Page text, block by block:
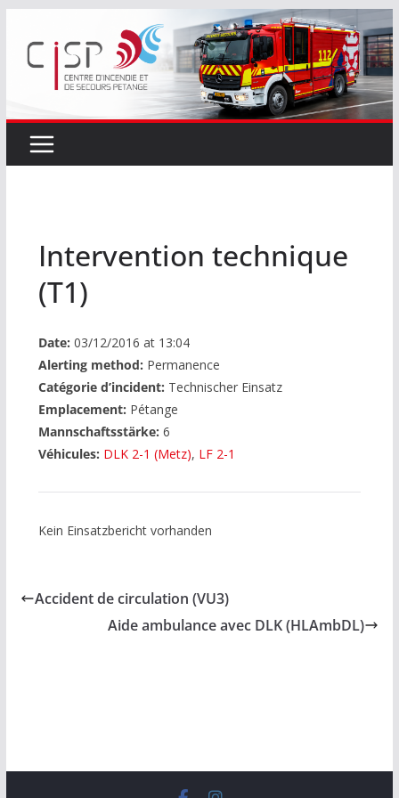
contenu
Intervention technique
(T1)
Date: 03/12/2016 at 13:04
Alerting method: Permanence
Catégorie d’incident: Technischer Einsatz
Emplacement: Pétange
Mannschaftsstärke: 6
Véhicules: DLK 2-1 (Metz), LF 2-1
Kein Einsatzbericht vorhanden
Accident de circulation (VU3)
Aide ambulance avec DLK (HLAmbDL)